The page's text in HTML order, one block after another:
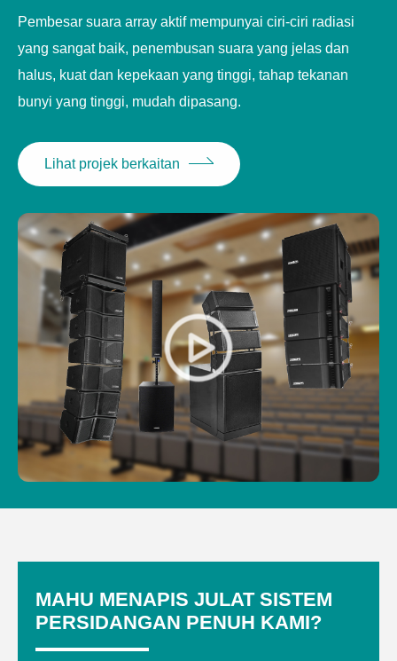
Pembesar suara array aktif mempunyai ciri-ciri radiasi
yang sangat baik, penembusan suara yang jelas dan
halus, kuat dan kepekaan yang tinggi, tahap tekanan
bunyi yang tinggi, mudah dipasang.
Lihat projek berkaitan
MAHU MENAPIS JULAT SISTEM
PERSIDANGAN PENUH KAMI?